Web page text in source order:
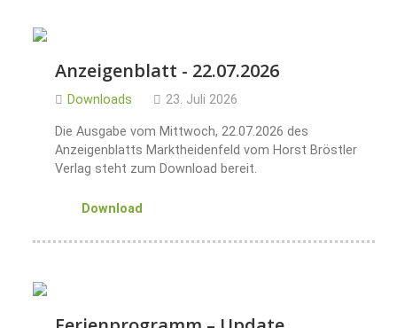
Anzeigenblatt - 22.07.2026
Downloads 23. Juli 2026
Die Ausgabe vom Mittwoch, 22.07.2026 des
Anzeigenblatts Marktheidenfeld vom Horst Bröstler
Verlag steht zum Download bereit.
Download